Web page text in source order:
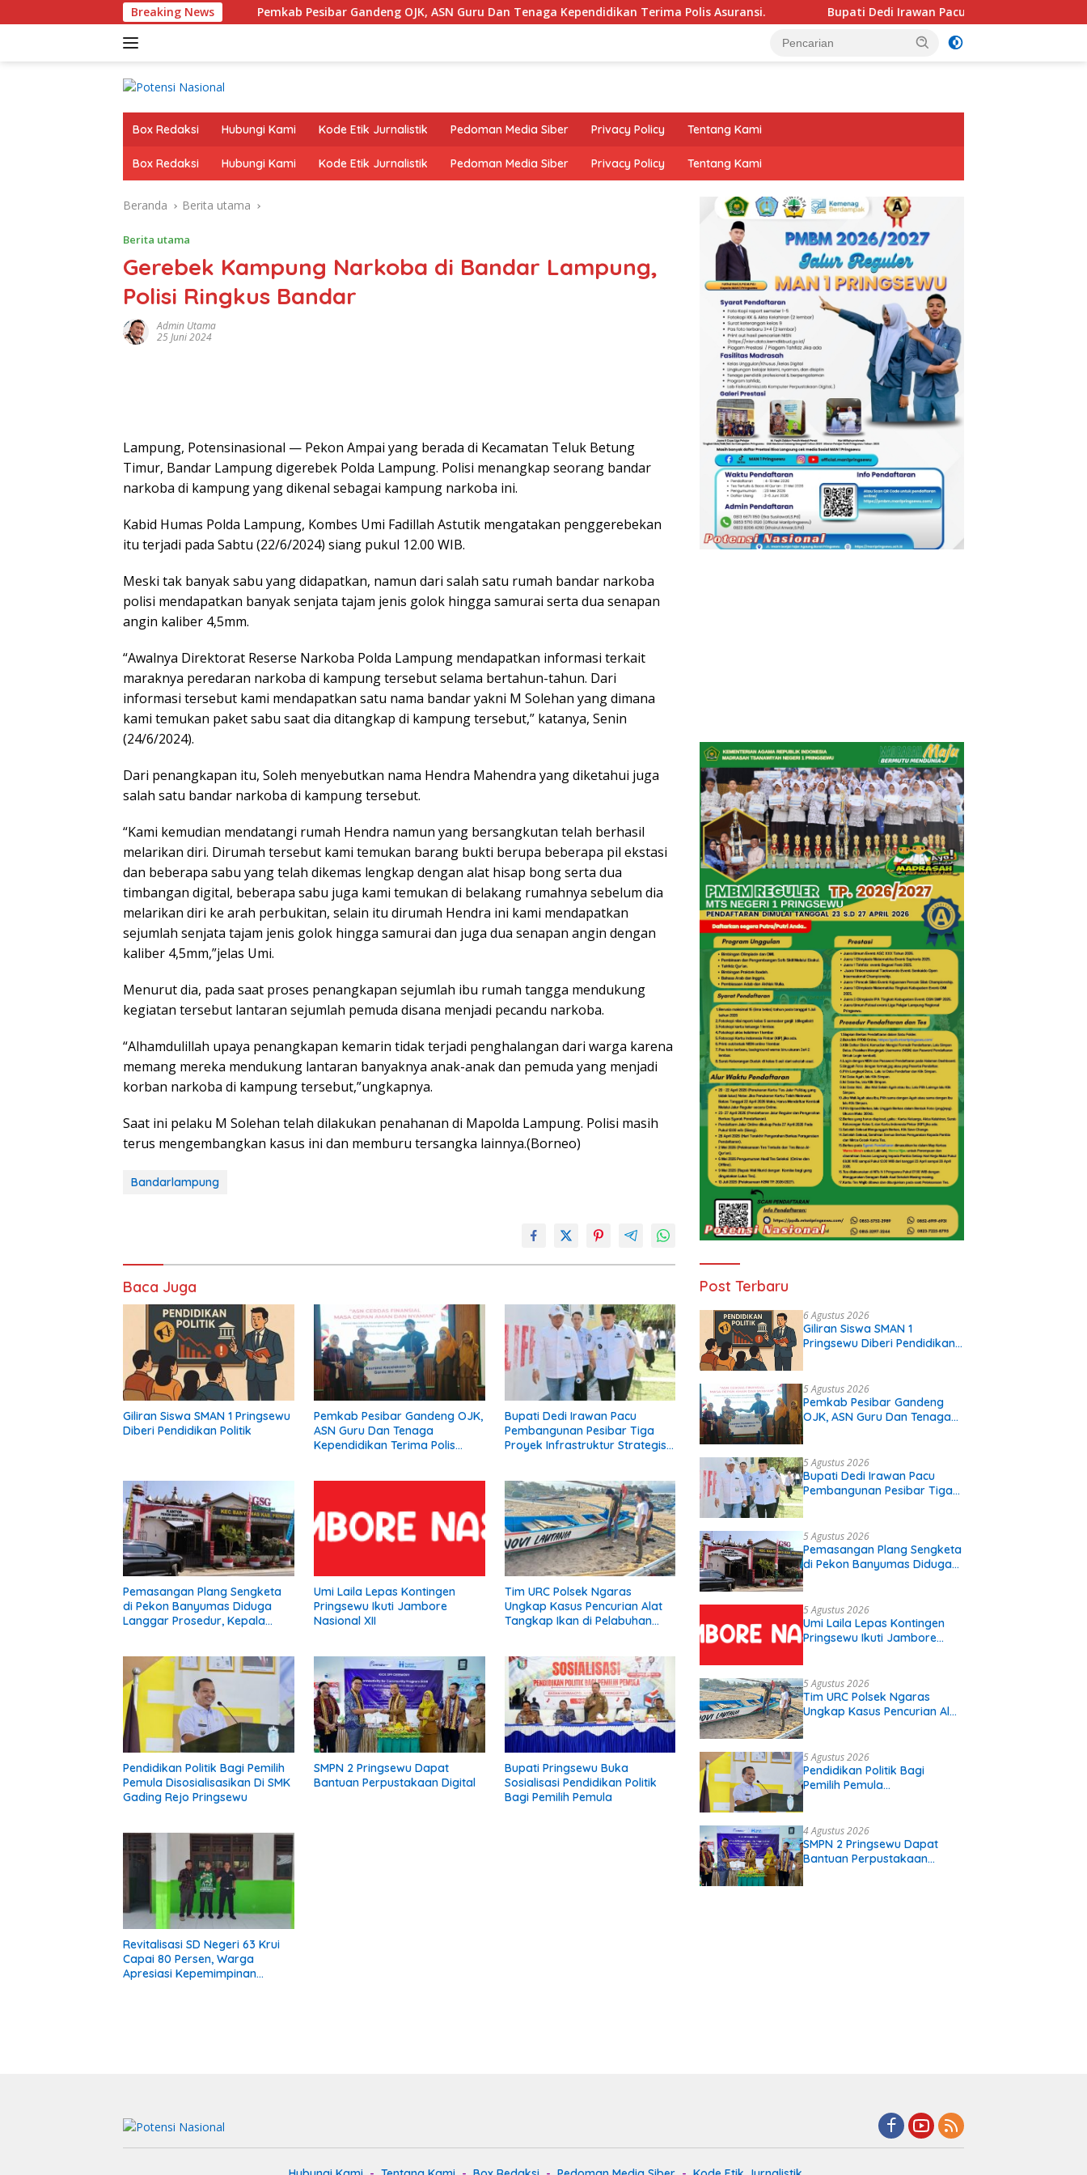
ke
Breaking NewsPemkab Pesibar Gandeng OJK, ASN Guru Dan Tenaga Kependidikan Terima Polis Asuransi. Bupati Dedi Irawan Pacu Pembangunan Pesibar Tiga
Box Redaksi Hubungi Kami Kode Etik Jurnalistik Pedoman Media Siber Privacy Policy Tentang Kami
Box Redaksi Hubungi Kami Kode Etik Jurnalistik Pedoman Media Siber Privacy Policy Tentang Kami
Beranda Berita utama
Berita utama
Gerebek Kampung Narkoba di Bandar Lampung,
Polisi Ringkus Bandar
Admin Utama
25 Juni 2024
Lampung, Potensinasional — Pekon Ampai yang berada di Kecamatan Teluk Betung
Timur, Bandar Lampung digerebek Polda Lampung. Polisi menangkap seorang bandar
narkoba di kampung yang dikenal sebagai kampung narkoba ini.
Kabid Humas Polda Lampung, Kombes Umi Fadillah Astutik mengatakan penggerebekan
itu terjadi pada Sabtu (22/6/2024) siang pukul 12.00 WIB.
Meski tak banyak sabu yang didapatkan, namun dari salah satu rumah bandar narkoba
polisi mendapatkan banyak senjata tajam jenis golok hingga samurai serta dua senapan
angin kaliber 4,5mm.
“Awalnya Direktorat Reserse Narkoba Polda Lampung mendapatkan informasi terkait
maraknya peredaran narkoba di kampung tersebut selama bertahun-tahun. Dari
informasi tersebut kami mendapatkan satu nama bandar yakni M Solehan yang dimana
kami temukan paket sabu saat dia ditangkap di kampung tersebut,” katanya, Senin
(24/6/2024).
Dari penangkapan itu, Soleh menyebutkan nama Hendra Mahendra yang diketahui juga
salah satu bandar narkoba di kampung tersebut.
“Kami kemudian mendatangi rumah Hendra namun yang bersangkutan telah berhasil
melarikan diri. Dirumah tersebut kami temukan barang bukti berupa beberapa pil ekstasi
dan beberapa sabu yang telah dikemas lengkap dengan alat hisap bong serta dua
timbangan digital, beberapa sabu juga kami temukan di belakang rumahnya sebelum dia
melarikan diri ke arah perbukitan, selain itu dirumah Hendra ini kami mendapatkan
sejumlah senjata tajam jenis golok hingga samurai dan juga dua senapan angin dengan
kaliber 4,5mm,”jelas Umi.
Menurut dia, pada saat proses penangkapan sejumlah ibu rumah tangga mendukung
kegiatan tersebut lantaran sejumlah pemuda disana menjadi pecandu narkoba.
“Alhamdulillah upaya penangkapan kemarin tidak terjadi penghalangan dari warga karena
memang mereka mendukung lantaran banyaknya anak-anak dan pemuda yang menjadi
korban narkoba di kampung tersebut,”ungkapnya.
Saat ini pelaku M Solehan telah dilakukan penahanan di Mapolda Lampung. Polisi masih
terus mengembangkan kasus ini dan memburu tersangka lainnya.(Borneo)
Bandarlampung
Baca Juga
Giliran Siswa SMAN 1 Pringsewu
Diberi Pendidikan Politik
Pemkab Pesibar Gandeng OJK,
ASN Guru Dan Tenaga
Kependidikan Terima Polis
Bupati Dedi Irawan Pacu
Pembangunan Pesibar Tiga
Proyek Infrastruktur Strategis
Pemasangan Plang Sengketa
di Pekon Banyumas Diduga
Langgar Prosedur, Kepala
Umi Laila Lepas Kontingen
Pringsewu Ikuti Jambore
Nasional XII
Tim URC Polsek Ngaras
Ungkap Kasus Pencurian Alat
Tangkap Ikan di Pelabuhan
Pendidikan Politik Bagi Pemilih
Pemula Disosialisasikan Di SMK
Gading Rejo Pringsewu
SMPN 2 Pringsewu Dapat
Bantuan Perpustakaan Digital
Bupati Pringsewu Buka
Sosialisasi Pendidikan Politik
Bagi Pemilih Pemula
Revitalisasi SD Negeri 63 Krui
Capai 80 Persen, Warga
Apresiasi Kepemimpinan
Post Terbaru
6 Agustus 2026
Giliran Siswa SMAN 1
Pringsewu Diberi Pendidikan
5 Agustus 2026
Pemkab Pesibar Gandeng
OJK, ASN Guru Dan Tenaga
5 Agustus 2026
Bupati Dedi Irawan Pacu
Pembangunan Pesibar Tiga
Diperjuangkan.
5 Agustus 2026
Pemasangan Plang Sengketa
di Pekon Banyumas Diduga
Diberi Pemberitahuan
5 Agustus 2026
Umi Laila Lepas Kontingen
Pringsewu Ikuti Jambore
5 Agustus 2026
Tim URC Polsek Ngaras
Ungkap Kasus Pencurian Alat
Pelaku Diamankan
5 Agustus 2026
Pendidikan Politik Bagi
Pemilih Pemula
4 Agustus 2026
SMPN 2 Pringsewu Dapat
Bantuan Perpustakaan